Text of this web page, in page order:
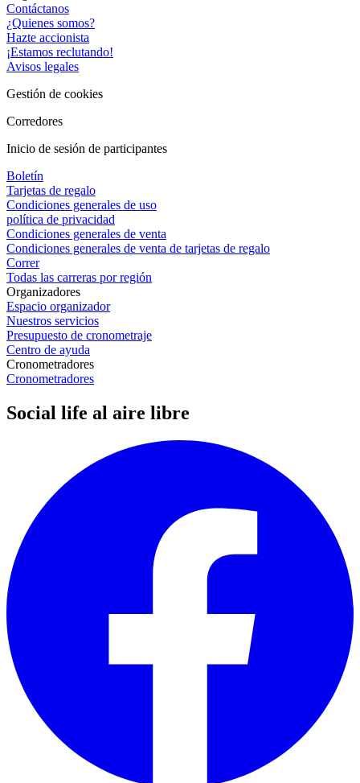
Contáctanos
¿Quienes somos?
Hazte accionista
¡Estamos reclutando!
Avisos legales
Gestión de cookies
Corredores
Inicio de sesión de participantes
Boletín
Tarjetas de regalo
Condiciones generales de uso
política de privacidad
Condiciones generales de venta
Condiciones generales de venta de tarjetas de regalo
Correr
Todas las carreras por región
Organizadores
Espacio organizador
Nuestros servicios
Presupuesto de cronometraje
Centro de ayuda
Cronometradores
Cronometradores
Social life al aire libre